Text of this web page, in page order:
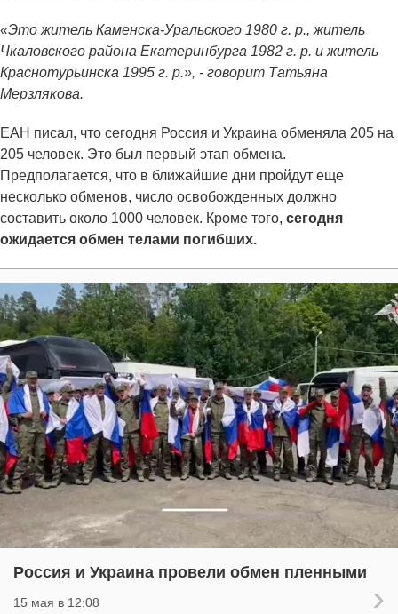
«Это житель Каменска-Уральского 1980 г. р., житель
Чкаловского района Екатеринбурга 1982 г. р. и житель
Краснотурьинска 1995 г. р.», - говорит Татьяна
Мерзлякова.
ЕАН писал, что сегодня Россия и Украина обменяла 205 на
205 человек. Это был первый этап обмена.
Предполагается, что в ближайшие дни пройдут еще
несколько обменов, число освобожденных должно
составить около 1000 человек. Кроме того, сегодня
ожидается обмен телами погибших.
Россия и Украина провели обмен пленными
15 мая в 12:08